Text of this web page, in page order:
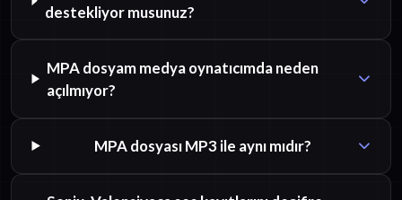
destekliyor musunuz?
MPA dosyam medya oynatıcımda neden
açılmıyor?
MPA dosyası MP3 ile aynı mıdır?